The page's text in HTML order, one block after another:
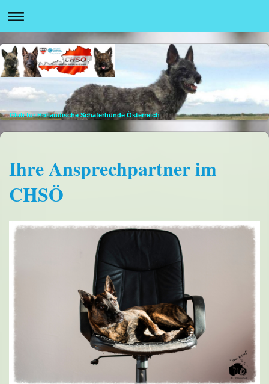
Club für Holländische Schäferhunde Österreich
Ihre Ansprechpartner im
CHSÖ